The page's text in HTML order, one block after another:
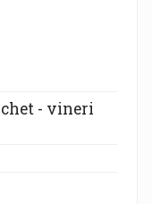
- vineri